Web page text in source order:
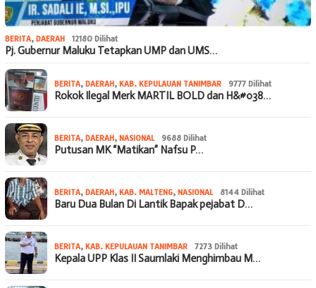
BERITA, DAERAH 12180 Dilihat
Pj. Gubernur Maluku Tetapkan UMP dan UMS…
BERITA, DAERAH, KAB. KEPULAUAN TANIMBAR 9777 Dilihat
Rokok Ilegal Merk MARTIL BOLD dan H&#038…
BERITA, DAERAH, NASIONAL 9688 Dilihat
Putusan MK “Matikan” Nafsu P…
BERITA, DAERAH, KAB. MALTENG, NASIONAL 8144 Dilihat
Baru Dua Bulan Di Lantik Bapak pejabat D…
BERITA, KAB. KEPULAUAN TANIMBAR 7273 Dilihat
Kepala UPP Klas II Saumlaki Menghimbau M…